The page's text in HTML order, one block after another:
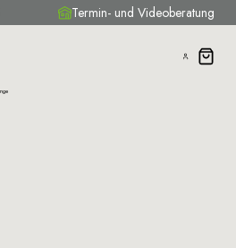
Termin- und Videoberatung